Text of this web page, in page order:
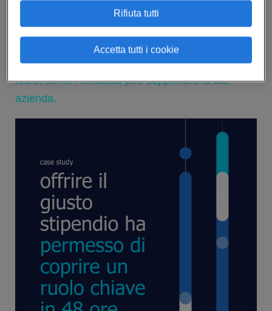
fornire analisi, dati e approfondimenti per creare il
pacchetto ottimale di retribuzione e benefit.
Scarica il case study per scoprire, da un esempio
reale, come Randstad può supportare la tua
azienda.
Rifiuta tutti
Accetta tutti i cookie